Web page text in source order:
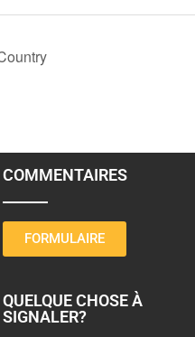
COMMENTAIRES
FORMULAIRE
QUELQUE CHOSE À
SIGNALER?